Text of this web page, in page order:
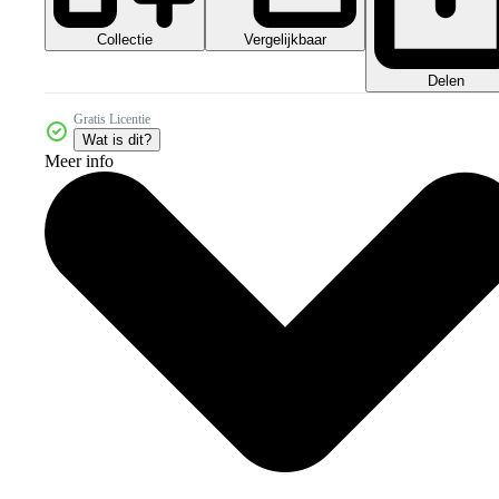
Collectie Vergelijkbaar
Delen
Gratis Licentie
Wat is dit?
Meer info